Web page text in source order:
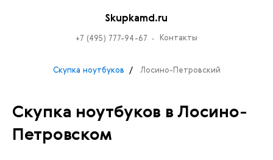
Skupkamd.ru
Контакты
+7 (495) 777-94-67
Скупка ноутбуков Лосино-Петровский
Скупка ноутбуков в Лосино-
Петровском